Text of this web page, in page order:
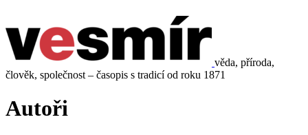
věda, příroda,
člověk, společnost – časopis s tradicí od roku 1871
Autoři